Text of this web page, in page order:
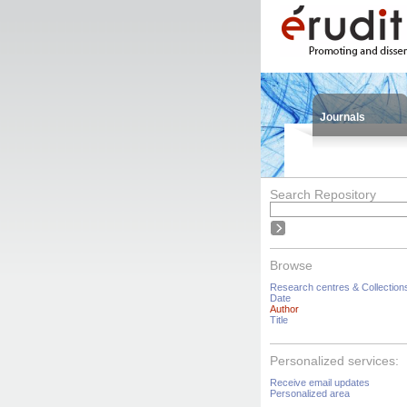
Journals
Search Repository
Browse
Research centres &
Date
Author
Title
Personalized services:
Receive email updates
Personalized area